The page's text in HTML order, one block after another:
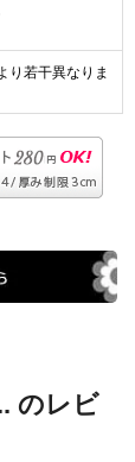
り若干異なりま
のレビ